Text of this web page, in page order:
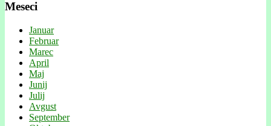
Meseci
Januar
Februar
Marec
April
Maj
Junij
Julij
Avgust
September